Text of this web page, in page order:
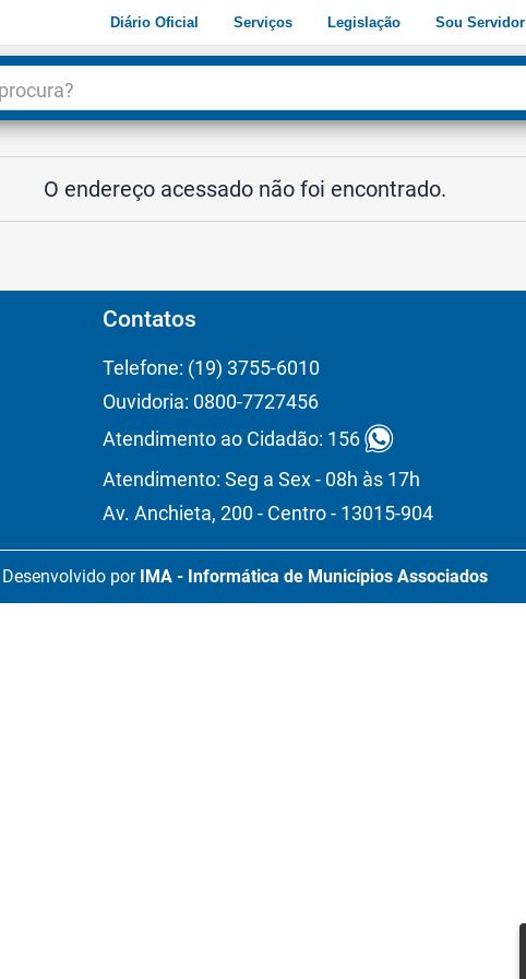
Diário Oficial Serviços Legislação Sou Servidor
O endereço acessado não foi encontrado.
Contatos
Telefone: (19) 3755-6010
Ouvidoria: 0800-7727456
Atendimento ao Cidadão: 156
Atendimento: Seg a Sex - 08h às 17h
Av. Anchieta, 200 - Centro - 13015-904
Desenvolvido por IMA - Informática de Municípios Associados